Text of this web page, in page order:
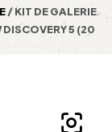
/ KIT DE GALERIE
5 (20